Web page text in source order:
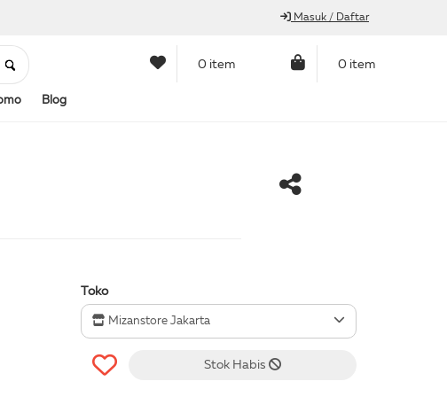
Masuk / Daftar
0 item 0 item
Blog
Toko
Mizanstore Jakarta
Stok Habis